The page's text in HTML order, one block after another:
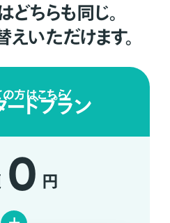
ちらも同じ。
いただけます。
の方はこちら
ドプラン
0 円